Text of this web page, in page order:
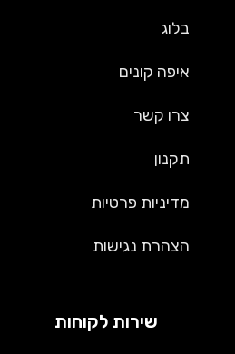
בלוג
איפה קונים
צרו קשר
תקנון
מדיניות פרטיות
הצהרת נגישות
שירות לקוחות